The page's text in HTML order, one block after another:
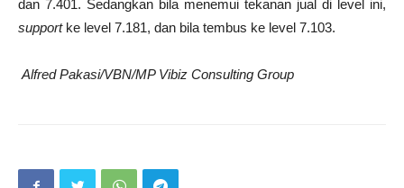
dan 7.401. Sedangkan bila menemui tekanan jual di level ini,
supportke level 7.181, dan bila tembus ke level 7.103.
Alfred Pakasi/VBN/MP Vibiz Consulting Group